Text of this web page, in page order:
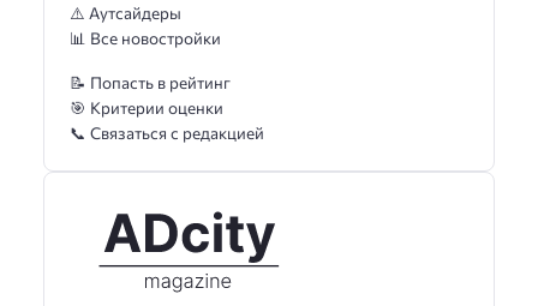
⚠️ Аутсайдеры
📊 Все новостройки
📝 Попасть в рейтинг
🎯 Критерии оценки
📞 Связаться с редакцией